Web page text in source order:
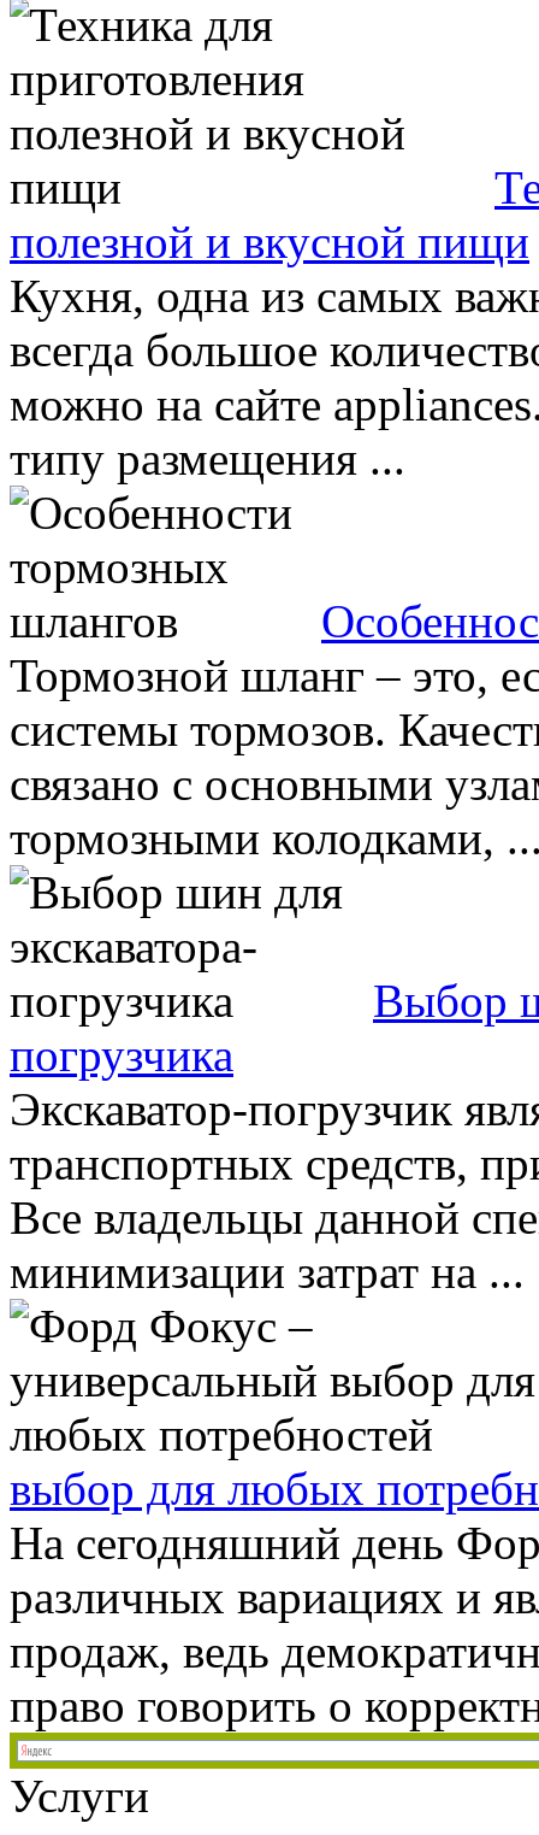
полезной и вкусной пищи
Кухня, одна из самых
всегда большое
можно на сайте
типу размещения ...
Тормозной шланг – это,
системы тормозов.
связано с основными
тормозными колодками,
Выбор
погрузчика
Экскаватор-погрузчик
транспортных средств,
Все владельцы данной
минимизации затрат на ...
выбор для любых
На сегодняшний день
различных вариациях и
продаж, ведь
право говорить о
Услуги